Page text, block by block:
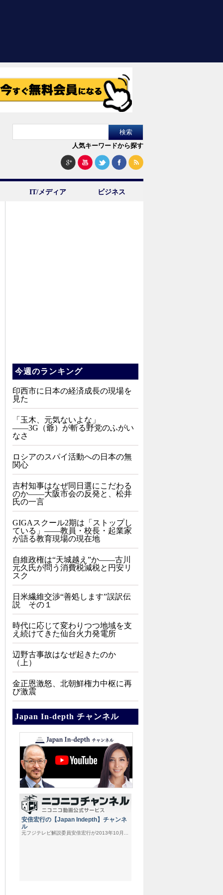
人気キーワードから探す
IT/メディア ビジネス
今週のランキング
印西市に日本の経済成長の現場を
見た
「玉木、元気ないよな」
――3G（爺）が斬る野党のふがい
なさ
ロシアのスパイ活動への日本の無
関心
吉村知事はなぜ同日選にこだわる
のか――大阪市会の反発と、松井
氏の一言
GIGAスクール2期は「ストップし
ている」——教員・校長・起業家
が語る教育現場の現在地
自維政権は“天城越え”か――古川
元久氏が問う消費税減税と円安リ
スク
日米繊維交渉“善処します”誤訳伝
説 その１
時代に応じて変わりつつ地域を支
え続けてきた仙台火力発電所
辺野古事故はなぜ起きたのか
（上）
金正恩激怒、北朝鮮権力中枢に再
び激震
Japan In-depth チャンネル